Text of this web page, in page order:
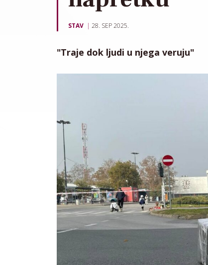
STAV 28. SEP 2025.
"Traje dok ljudi u njega veruju"